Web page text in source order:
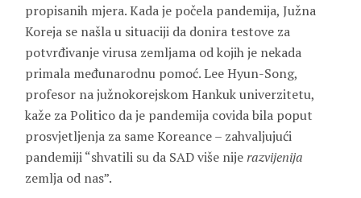
propisanih mjera. Kada je počela pandemija, Južna
Koreja se našla u situaciji da donira testove za
potvrđivanje virusa zemljama od kojih je nekada
primala međunarodnu pomoć. Lee Hyun-Song,
profesor na južnokorejskom Hankuk univerzitetu,
kaže za Politico da je pandemija covida bila poput
prosvjetljenja za same Koreance – zahvaljujući
pandemiji “shvatili su da SAD više nijerazvijenija
zemlja od nas”.